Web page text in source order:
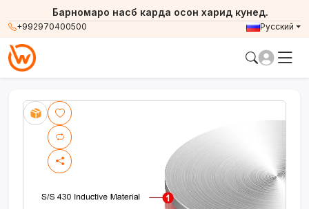
+992970400500
Барномаро насб карда осон харид кунед.
Русский